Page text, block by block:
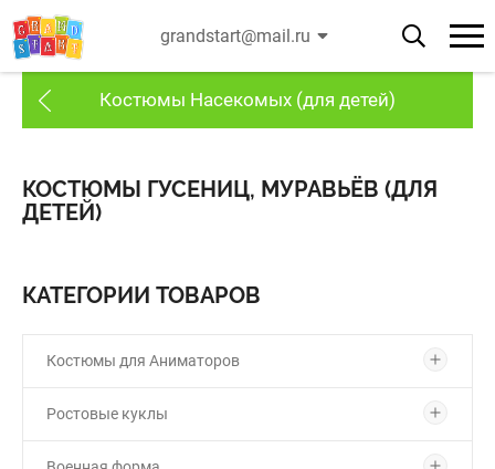
grandstart@mail.ru
Костюмы Насекомых (для детей)
КОСТЮМЫ ГУСЕНИЦ, МУРАВЬЁВ (ДЛЯ
ДЕТЕЙ)
КАТЕГОРИИ ТОВАРОВ
Костюмы для Аниматоров
Ростовые куклы